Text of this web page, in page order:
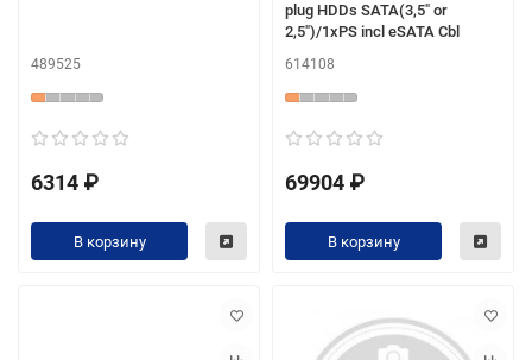
489525
6314 ₽
В корзину
plug HDDs SATA(3,5" or
2,5")/1xPS incl eSATA Cbl
614108
69904 ₽
В корзину